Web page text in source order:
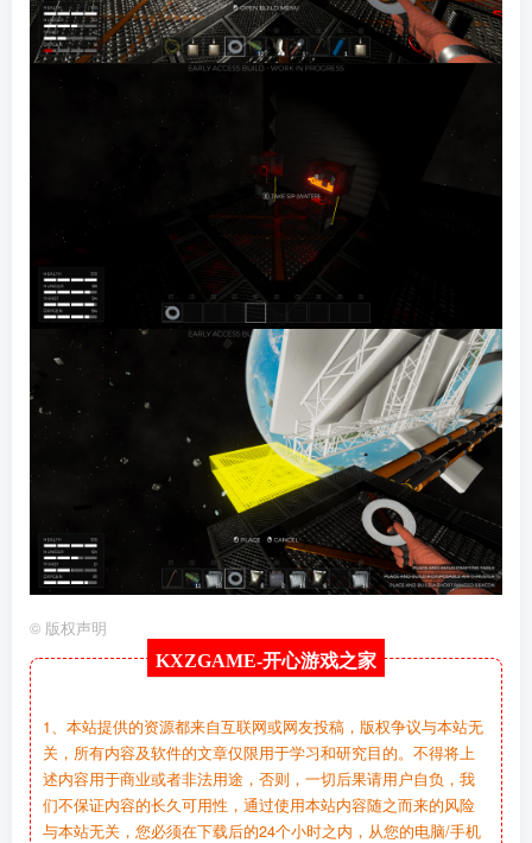
© 版权声明
KXZGAME-开心游戏之家
1、本站提供的资源都来自互联网或网友投稿，版权争议与本站无
关，所有内容及软件的文章仅限用于学习和研究目的。不得将上
述内容用于商业或者非法用途，否则，一切后果请用户自负，我
们不保证内容的长久可用性，通过使用本站内容随之而来的风险
与本站无关，您必须在下载后的24个小时之内，从您的电脑/手机